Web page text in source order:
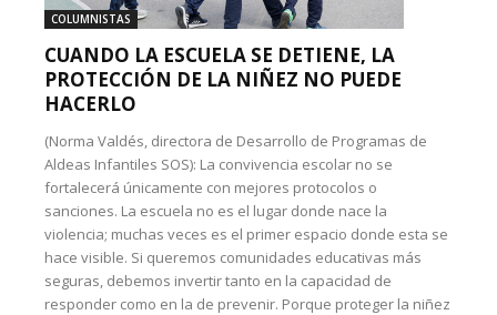
COLUMNISTAS
CUANDO LA ESCUELA SE DETIENE, LA
PROTECCIÓN DE LA NIÑEZ NO PUEDE
HACERLO
(Norma Valdés, directora de Desarrollo de Programas de
Aldeas Infantiles SOS): La convivencia escolar no se
fortalecerá únicamente con mejores protocolos o
sanciones. La escuela no es el lugar donde nace la
violencia; muchas veces es el primer espacio donde esta se
hace visible. Si queremos comunidades educativas más
seguras, debemos invertir tanto en la capacidad de
responder como en la de prevenir. Porque proteger la niñez